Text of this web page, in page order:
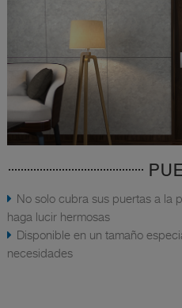
No solo cubra sus puertas a la
haga lucir hermosas
Disponible en un tamaño
necesidades